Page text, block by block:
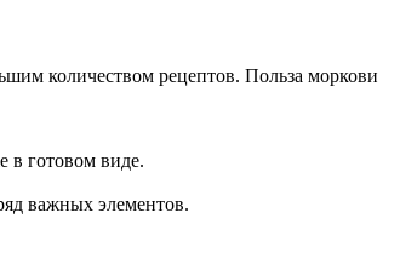
количеством рецептов. Польза моркови
в готовом виде.
важных элементов.